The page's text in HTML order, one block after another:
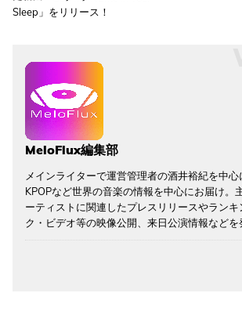
Sleep」をリリース！
MeloFlux編集部
メインライターで運営管理者の酒井裕紀を中心
KPOPなど世界の音楽の情報を中心にお届け。
ーティストに関連したプレスリリースやランキ
ク・ビデオ等の映像公開、来日公演情報などを